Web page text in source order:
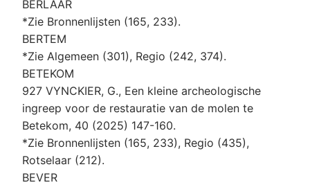
BERLAAR
*Zie Bronnenlijsten (165, 233).
BERTEM
*Zie Algemeen (301), Regio (242, 374).
BETEKOM
927 VYNCKIER, G., Een kleine archeologische
ingreep voor de restauratie van de molen te
Betekom, 40 (2025) 147-160.
*Zie Bronnenlijsten (165, 233), Regio (435),
Rotselaar (212).
BEVER